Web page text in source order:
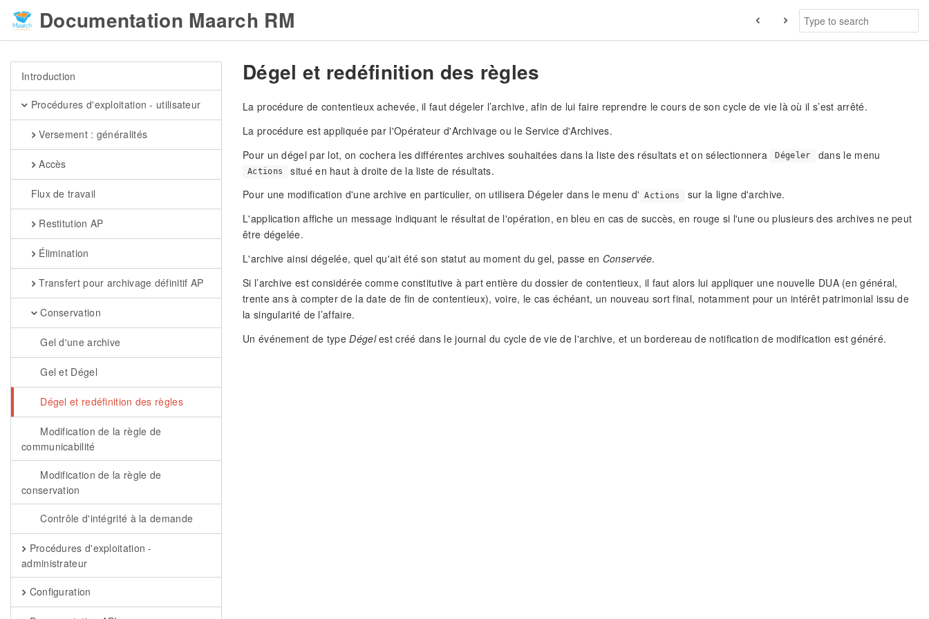
Documentation Maarch RM
Introduction
Procédures d'exploitation - utilisateur
Versement : généralités
Accès
Flux de travail
Restitution AP
Élimination
Transfert pour archivage définitif AP
Conservation
Gel d'une archive
Gel et Dégel
Dégel et redéfinition des règles
Modification de la règle de
communicabilité
Modification de la règle de
conservation
Contrôle d'intégrité à la demande
Procédures d'exploitation -
administrateur
Configuration
Dégel et redéfinition des règles
La procédure de contentieux achevée, il faut dégeler l’archive, afin de lui faire reprendre le cours de son cycle de vie là où il s’est arrêté.
La procédure est appliquée par l'Opérateur d'Archivage ou le Service d'Archives.
Pour un dégel par lot, on cochera les différentes archives souhaitées dans la liste des résultats et on sélectionnera
Dégeler dans le menu
Actions
situé en haut à droite de la liste de résultats.
Pour une modification d'une archive en particulier, on utilisera Dégeler dans le menu d'
Actions
sur la ligne d'archive.
L'application affiche un message indiquant le résultat de l'opération, en bleu en cas de succès, en rouge si l'une ou plusieurs des archives ne peut
être dégelée.
L'archive ainsi dégelée, quel qu'ait été son statut au moment du gel, passe en Conservée.
Si l’archive est considérée comme constitutive à part entière du dossier de contentieux, il faut alors lui appliquer une nouvelle DUA (en général,
trente ans à compter de la date de fin de contentieux), voire, le cas échéant, un nouveau sort final, notamment pour un intérêt patrimonial issu de
la singularité de l’affaire.
Un événement de typeDégelest créé dans le journal du cycle de vie de l'archive, et un bordereau de notification de modification est généré.